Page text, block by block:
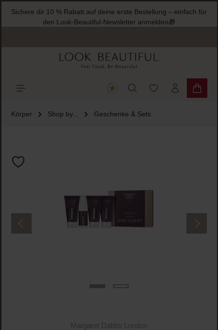
springen
Sichere dir 10 % Rabatt auf deine erste Bestellung – einfach für
den Look-Beautiful-Newsletter anmelden🎁
Du hast 0
Körper Shop by... Geschenke & Sets
Margaret Dabbs London